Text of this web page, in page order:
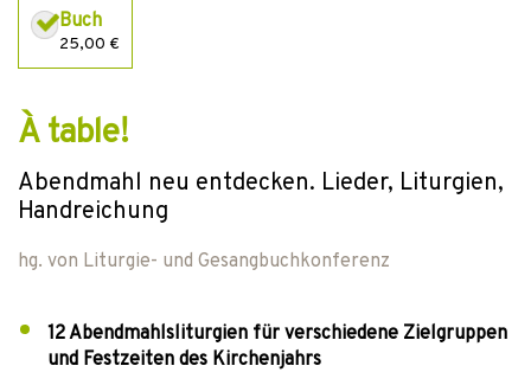
Buch
25,00 €
À table!
Abendmahl neu entdecken. Lieder, Liturgien,
Handreichung
hg. von Liturgie- und Gesangbuchkonferenz
12 Abendmahlsliturgien für verschiedene Zielgruppen
und Festzeiten des Kirchenjahrs